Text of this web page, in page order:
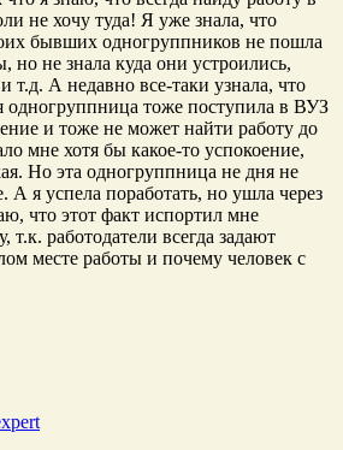
не хочу туда! Я уже знала, что
бывших одногруппников не пошла
но не знала куда они устроились,
А недавно все-таки узнала, что
одногруппница тоже поступила в ВУЗ
и тоже не может найти работу до
мне хотя бы какое-то успокоение,
Но эта одногруппница не дня не
А я успела поработать, но ушла через
что этот факт испортил мне
т.к. работодатели всегда задают
месте работы и почему человек с